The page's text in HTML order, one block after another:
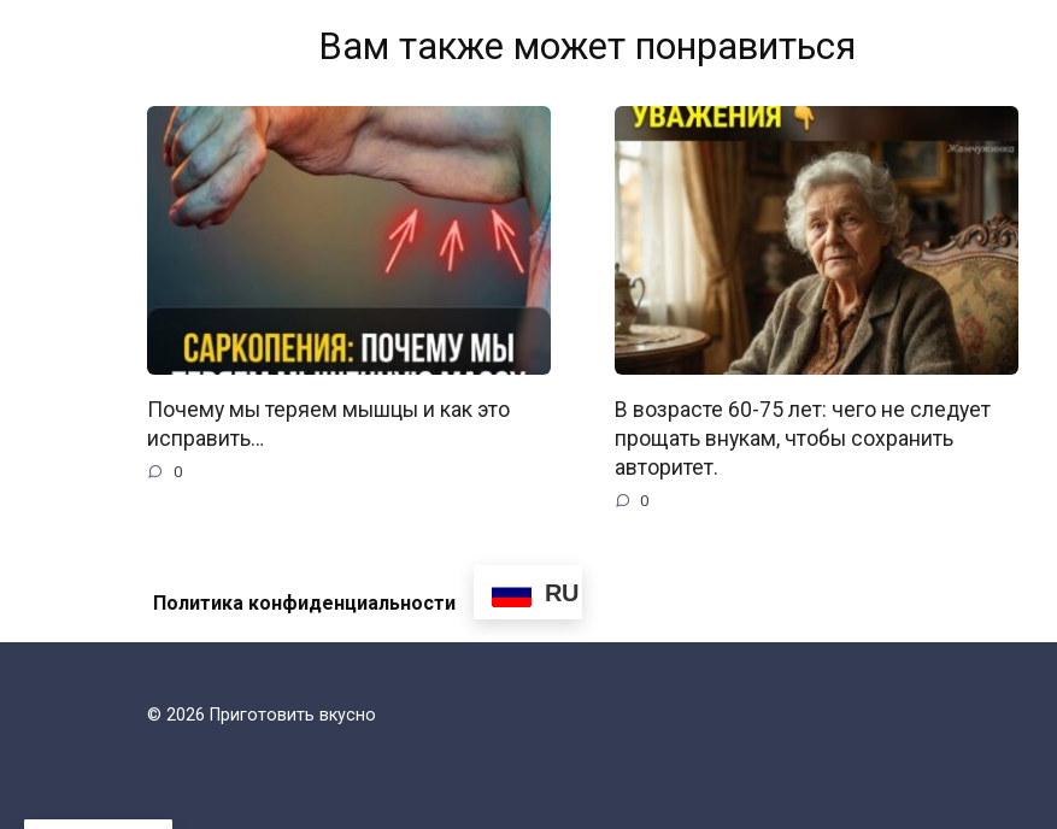
Вам также может понравиться
Почему мы теряем мышцы и как это
исправить…
0
В возрасте 60-75 лет: чего не следует
прощать внукам, чтобы сохранить
авторитет.
0
Политика конфиденциальности RU
© 2026 Приготовить вкусно